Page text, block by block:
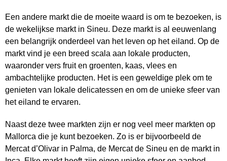
Een andere markt die de moeite waard is om te bezoeken, is
de wekelijkse markt in Sineu. Deze markt is al eeuwenlang
een belangrijk onderdeel van het leven op het eiland. Op de
markt vind je een breed scala aan lokale producten,
waaronder vers fruit en groenten, kaas, vlees en
ambachtelijke producten. Het is een geweldige plek om te
genieten van lokale delicatessen en om de unieke sfeer van
het eiland te ervaren.
Naast deze twee markten zijn er nog veel meer markten op
Mallorca die je kunt bezoeken. Zo is er bijvoorbeeld de
Mercat d’Olivar in Palma, de Mercat de Sineu en de markt in